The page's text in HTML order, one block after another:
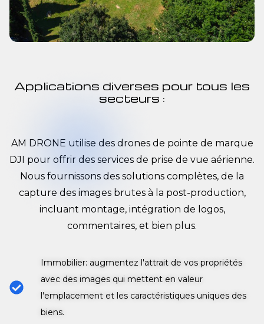
Applications diverses pour tous les
secteurs :
AM DRONE utilise des drones de pointe de marque
DJI pour offrir des services de prise de vue aérienne.
Nous fournissons des solutions complètes, de la
capture des images brutes à la post-production,
incluant montage, intégration de logos,
commentaires, et bien plus.
Immobilier: augmentez l'attrait de vos propriétés
avec des images qui mettent en valeur
l'emplacement et les caractéristiques uniques des
biens.